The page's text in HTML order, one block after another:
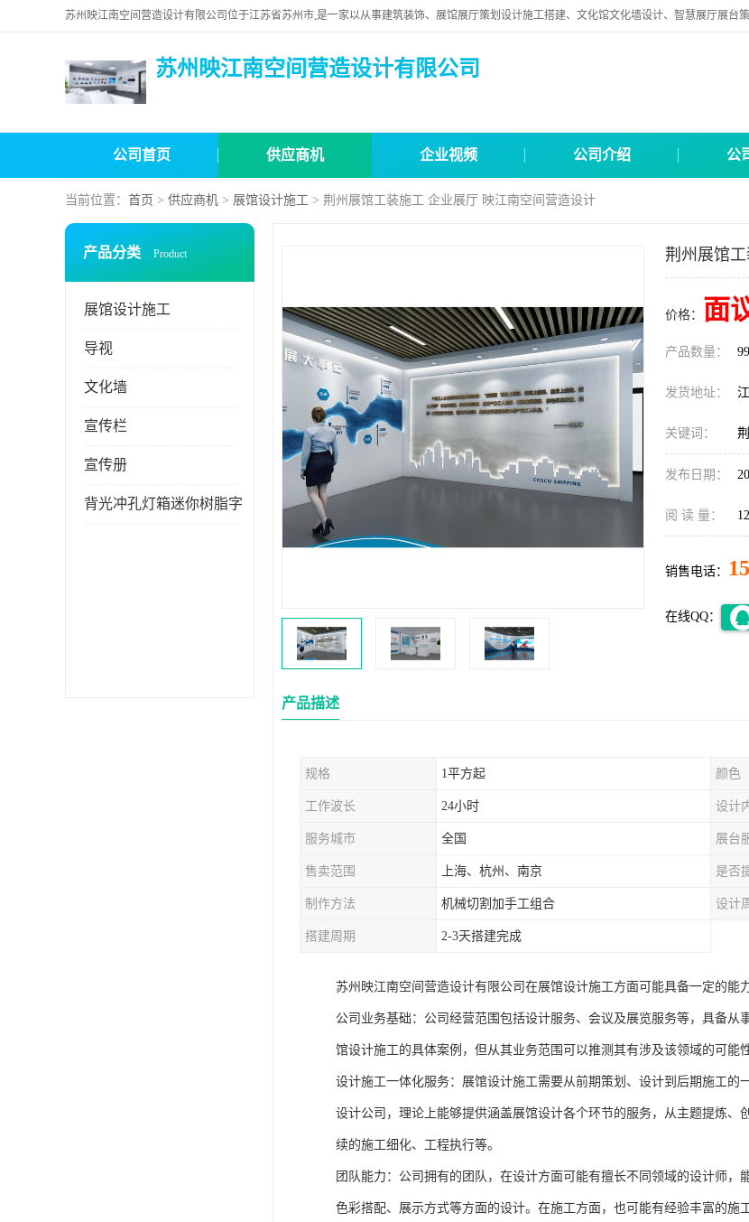
苏州映江南空间营造设计有限公司
公司首页 供应商机 企业视频 公司介绍 公
当前位置： 首页 > 供应商机 > 展馆设计施工 > 荆州展馆工装施工 企业展厅 映江南空间营造设计
产品分类 Product
展馆设计施工
导视
文化墙
宣传栏
宣传册
背光冲孔灯箱迷你树脂字
荆州展馆
价格： 面
产品数量：
发货地址：
关键词：
发布日期：
阅 读 量：
销售电话：
在线QQ：
产品描述
规格 1平方起 颜色
工作波长 24小时 设计
服务城市 全国 展台
售卖范围 上海、杭州、南京 是否
制作方法 机械切割加手工组合 设计
搭建周期 2-3天搭建完成
苏州映江南空间营造设计有限公司在展馆设计施工方面可能具备一定的能
公司业务基础：公司经营范围包括设计服务、会议及展览服务等，具备
馆设计施工的具体案例，但从其业务范围可以推测其有涉及该领域的可能性
设计施工一体化服务：展馆设计施工需要从前期策划、设计到后期施工
设计公司，理论上能够提供涵盖展馆设计各个环节的服务，从主题提炼
续的施工细化、工程执行等。
团队能力：公司拥有的团队，在设计方面可能有擅长不同领域的设计师，
色彩搭配、展示方式等方面的设计。在施工方面，也可能有经验丰富的施